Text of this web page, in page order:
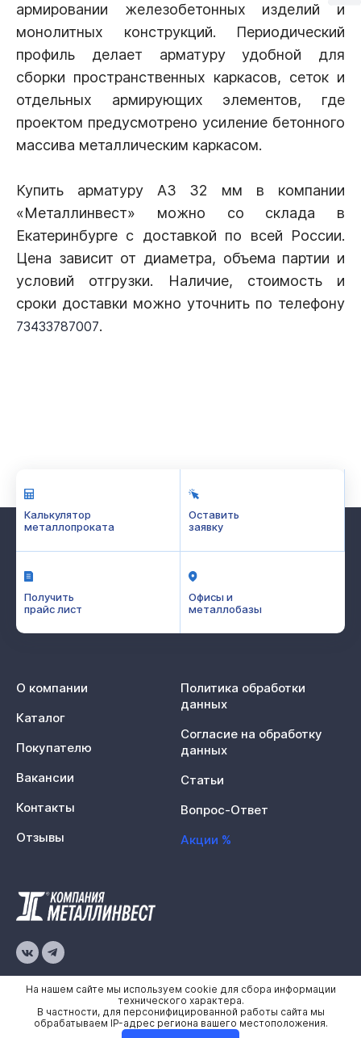
армировании железобетонных изделий и
монолитных конструкций. Периодический
профиль делает арматуру удобной для
сборки пространственных каркасов, сеток и
отдельных армирующих элементов, где
проектом предусмотрено усиление бетонного
массива металлическим каркасом.
Купить арматуру А3 32 мм в компании
«Металлинвест» можно со склада в
Екатеринбурге с доставкой по всей России.
Цена зависит от диаметра, объема партии и
условий отгрузки. Наличие, стоимость и
сроки доставки можно уточнить по телефону
73433787007.
Калькулятор
металлопроката
Оставить
заявку
Получить
прайс лист
Офисы и
металлобазы
© 2026 «Металлинвест»
Политика конфиденциальности
О компании
Каталог
Покупателю
Вакансии
Контакты
Отзывы
Политика обработки
данных
Согласие на обработку
данных
Статьи
Вопрос-Ответ
Акции %
На нашем сайте мы используем cookie для сбора информации
технического характера.
В частности, для персонифицированной работы сайта мы
обрабатываем IP-адрес региона вашего местоположения.